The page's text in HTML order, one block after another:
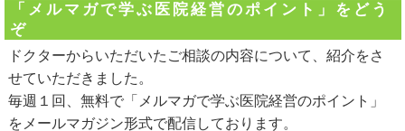
「メルマガで学ぶ医院経営のポイント」をどう
ぞ
ドクターからいただいたご相談の内容について、紹介をさ
せていただきました。
毎週１回、無料で「メルマガで学ぶ医院経営のポイント」
をメールマガジン形式で配信しております。